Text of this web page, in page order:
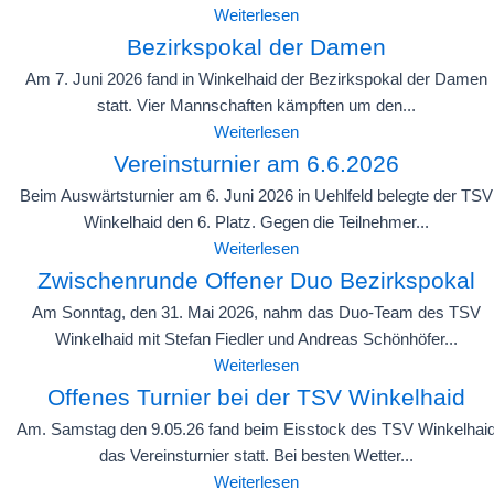
Weiterlesen
Bezirkspokal der Damen
Am 7. Juni 2026 fand in Winkelhaid der Bezirkspokal der Damen
statt. Vier Mannschaften kämpften um den...
Weiterlesen
Vereinsturnier am 6.6.2026
Beim Auswärtsturnier am 6. Juni 2026 in Uehlfeld belegte der TSV
Winkelhaid den 6. Platz. Gegen die Teilnehmer...
Weiterlesen
Zwischenrunde Offener Duo Bezirkspokal
Am Sonntag, den 31. Mai 2026, nahm das Duo-Team des TSV
Winkelhaid mit Stefan Fiedler und Andreas Schönhöfer...
Weiterlesen
Offenes Turnier bei der TSV Winkelhaid
Am. Samstag den 9.05.26 fand beim Eisstock des TSV
das Vereinsturnier statt. Bei besten Wetter...
Weiterlesen